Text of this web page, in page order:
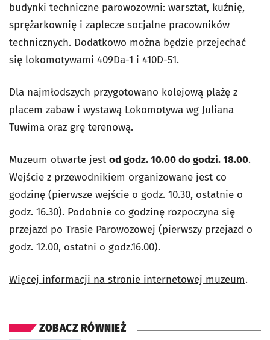
budynki techniczne parowozowni: warsztat, kuźnię,
sprężarkownię i zaplecze socjalne pracowników
technicznych. Dodatkowo można będzie przejechać
się lokomotywami 409Da-1 i 410D-51.
Dla najmłodszych przygotowano kolejową plażę z
placem zabaw i wystawą Lokomotywa wg Juliana
Tuwima oraz grę terenową.
Muzeum otwarte jest od godz. 10.00 do godzi. 18.00.
Wejście z przewodnikiem organizowane jest co
godzinę (pierwsze wejście o godz. 10.30, ostatnie o
godz. 16.30). Podobnie co godzinę rozpoczyna się
przejazd po Trasie Parowozowej (pierwszy przejazd o
godz. 12.00, ostatni o godz.16.00).
Więcej informacji na stronie internetowej muzeum.
ZOBACZ RÓWNIEŻ